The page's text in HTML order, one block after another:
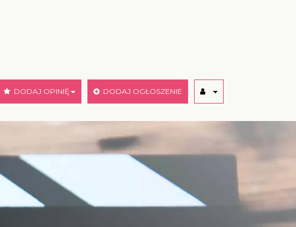
DODAJ OPINIĘ DODAJ OGŁOSZENIE